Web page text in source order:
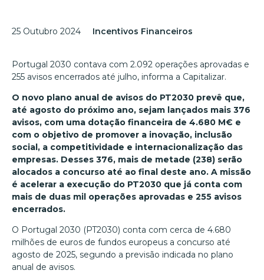
25 Outubro 2024 Incentivos Financeiros
Portugal 2030 contava com 2.092 operações aprovadas e
255 avisos encerrados até julho, informa a Capitalizar.
O novo plano anual de avisos do PT2030 prevê que,
até agosto do próximo ano, sejam lançados mais 376
avisos, com uma dotação financeira de 4.680 M€ e
com o objetivo de promover a inovação, inclusão
social, a competitividade e internacionalização das
empresas. Desses 376, mais de metade (238) serão
alocados a concurso até ao final deste ano. A missão
é acelerar a execução do PT2030 que já conta com
mais de duas mil operações aprovadas e 255 avisos
encerrados.
O Portugal 2030 (PT2030) conta com cerca de 4.680
milhões de euros de fundos europeus a concurso até
agosto de 2025, segundo a previsão indicada no plano
anual de avisos.